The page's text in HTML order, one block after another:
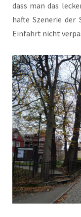
dass man das
hafte Szener­ie der
Ein­fahrt nicht